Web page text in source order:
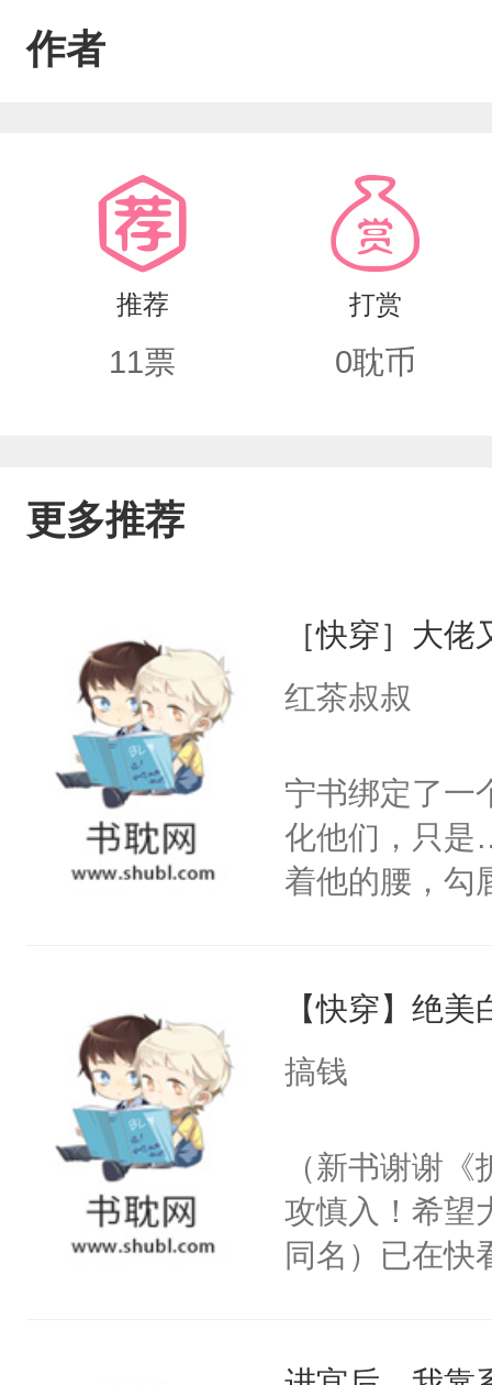
作者
推荐
11票
打赏
0耽币
更多推荐
［快穿］大
红茶叔叔
宁书绑定了一
化他们，只是
着他的腰，勾
来，给老公
用力——为你
【快穿】绝
搞钱
（新书谢谢
攻慎入！希望
同名）已在快